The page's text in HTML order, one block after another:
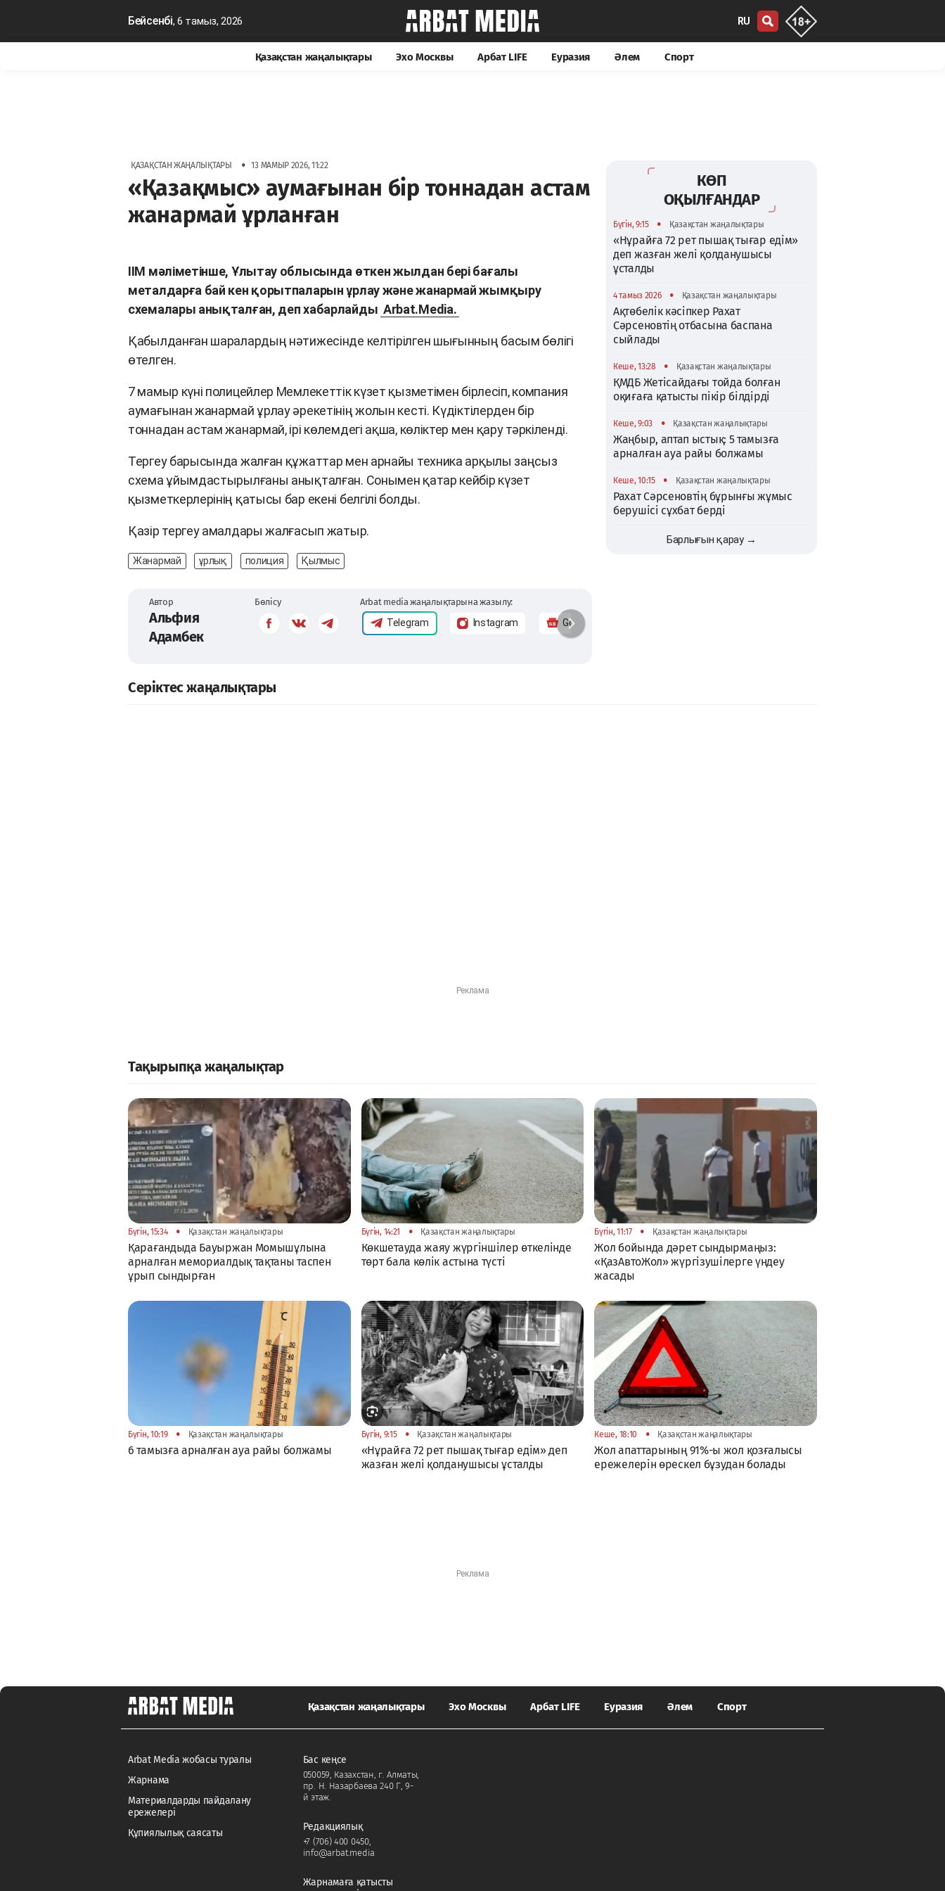
Бейсенбі, 6 тамыз, 2026 RU
Қазақстан жаңалықтары Эхо Москвы Арбат LIFE Еуразия Әлем Спорт
ҚАЗАҚСТАН ЖАҢАЛЫҚТАРЫ • 13 МАМЫР 2026, 11:22
«Қазақмыс» аумағынан бір тоннадан астам
жанармай ұрланған
ІІМ мәліметінше, Ұлытау облысында өткен жылдан бері бағалы
металдарға бай кен қорытпаларын ұрлау және жанармай жымқыру
схемалары анықталған, деп хабарлайды Arbat.Media.
Қабылданған шаралардың нәтижесінде келтірілген шығынның басым бөлігі
өтелген.
7 мамыр күні полицейлер Мемлекеттік күзет қызметімен бірлесіп, компания
аумағынан жанармай ұрлау әрекетінің жолын кесті. Күдіктілерден бір
тоннадан астам жанармай, ірі көлемдегі ақша, көліктер мен қару тәркіленді.
Тергеу барысында жалған құжаттар мен арнайы техника арқылы заңсыз
схема ұйымдастырылғаны анықталған. Сонымен қатар кейбір күзет
қызметкерлерінің қатысы бар екені белгілі болды.
Қазір тергеу амалдары жалғасып жатыр.
Жанармай ұрлық полиция Қылмыс
Автор
Альфия
Адамбек
Бөлісу Arbat media жаңалықтарына жазылу:
Telegram Instagram Google News
КӨП
ОҚЫЛҒАНДАР
Бүгін, 9:15 • Қазақстан жаңалықтары
«Нұрайға 72 рет пышақ тығар едім»
деп жазған желі қолданушысы
ұсталды
4 тамыз 2026 • Қазақстан жаңалықтары
Ақтөбелік кәсіпкер Рахат
Сәрсеновтің отбасына баспана
сыйлады
Кеше, 13:28 • Қазақстан жаңалықтары
ҚМДБ Жетісайдағы тойда болған
оқиғаға қатысты пікір білдірді
Кеше, 9:03 • Қазақстан жаңалықтары
Жаңбыр, аптап ыстық: 5 тамызға
арналған ауа райы болжамы
Кеше, 10:15 • Қазақстан жаңалықтары
Рахат Сәрсеновтің бұрынғы жұмыс
берушісі сұхбат берді
Барлығын қарау →
Серіктес жаңалықтары
Тақырыпқа жаңалықтар
Бүгін, 15:34 • Қазақстан жаңалықтары
Қарағандыда Бауыржан Момышұлына
арналған мемориалдық тақтаны таспен
ұрып сындырған
Бүгін, 14:21 • Қазақстан жаңалықтары
Көкшетауда жаяу жүргіншілер өткелінде
төрт бала көлік астына түсті
Бүгін, 11:17 • Қазақстан жаңалықтары
Жол бойында дәрет сындырмаңыз:
«ҚазАвтоЖол» жүргізушілерге үндеу
жасады
Бүгін, 10:19 • Қазақстан жаңалықтары
6 тамызға арналған ауа райы болжамы
Бүгін, 9:15 • Қазақстан жаңалықтары
«Нұрайға 72 рет пышақ тығар едім» деп
жазған желі қолданушысы ұсталды
Кеше, 18:10 • Қазақстан жаңалықтары
Жол апаттарының 91%-ы жол қозғалысы
ережелерін өрескел бұзудан болады
Қазақстан жаңалықтары Эхо Москвы Арбат LIFE Еуразия Әлем Спорт
Arbat Media жобасы туралы
Жарнама
Материалдарды пайдалану
ережелері
Құпиялылық саясаты
Бас кеңсе
050059, Казахстан, г. Алматы,
пр. Н. Назарбаева 240 Г, 9-
й этаж.
Редакциялық
+7 (706) 400 0450,
info@arbat.media
Жарнамаға қатысты